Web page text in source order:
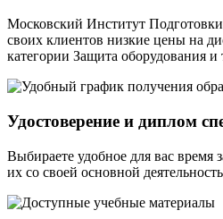
Московский Институт
своих клиентов низкие цены на
категории Защита оборудования и
Удостоверение и диплом
Выбираете удобное для вас время
их со своей основной